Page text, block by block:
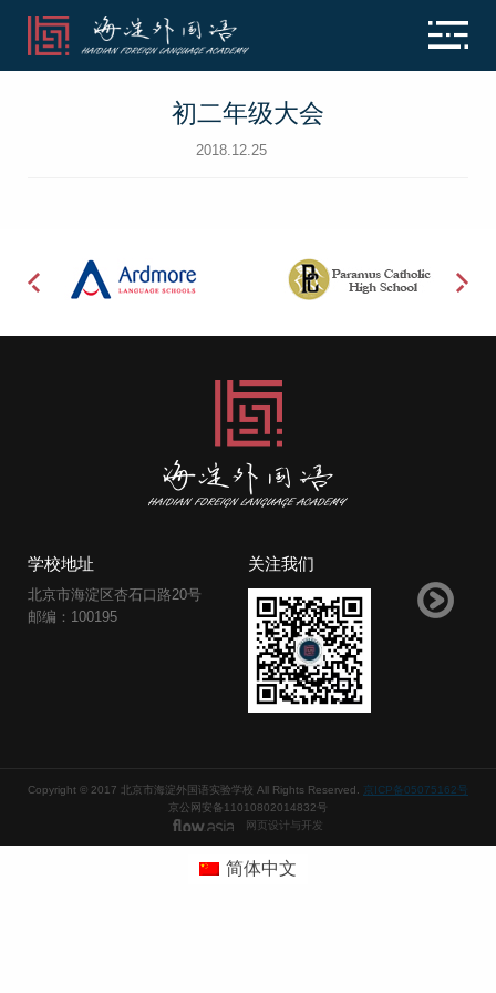
初二年级大会
2018.12.25
学校地址
北京市海淀区杏石口路20号
邮编：100195
关注我们
Copyright © 2017 北京市海淀外国语实验学校 All Rights Reserved. 京ICP备05075162号
京公网安备11010802014832号
网页设计与开发
简体中文